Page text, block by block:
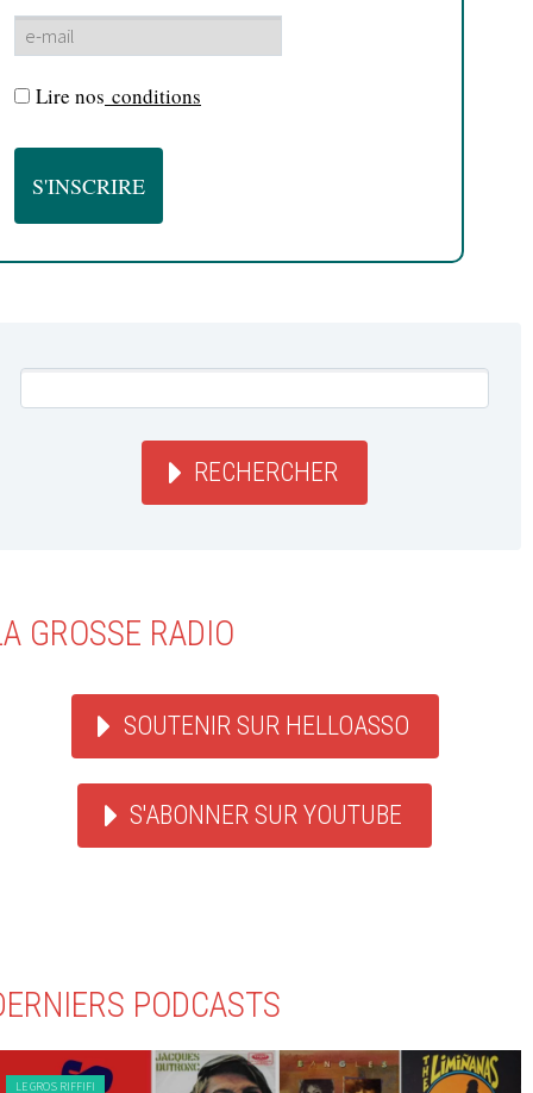
Lire nos conditions
RECHERCHER
GROSSE RADIO
SOUTENIR SUR HELLOASSO
S'ABONNER SUR YOUTUBE
PODCASTS
LE GROS RIFFIFI